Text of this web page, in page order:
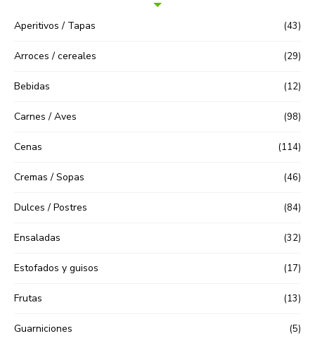
Aperitivos / Tapas (43)
Arroces / cereales (29)
Bebidas (12)
Carnes / Aves (98)
Cenas (114)
Cremas / Sopas (46)
Dulces / Postres (84)
Ensaladas (32)
Estofados y guisos (17)
Frutas (13)
Guarniciones (5)